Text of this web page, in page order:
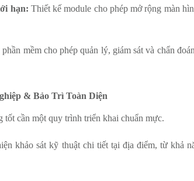
hạn: Thiết kế module cho phép mở rộng màn
phần mềm cho phép quản lý, giám sát và chẩn
& Bảo Trì Toàn Diện
tốt cần một quy trình triển khai chuẩn mực.
khảo sát kỹ thuật chi tiết tại địa điểm, từ khả